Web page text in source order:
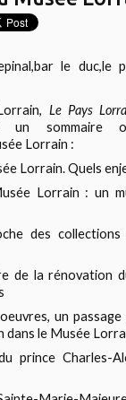
Le Pays
un sommaire
Lorrain :
Lorrain. Quels
Lorrain : un
des
de la rénovation
un passage
le Musée
prince Charles-